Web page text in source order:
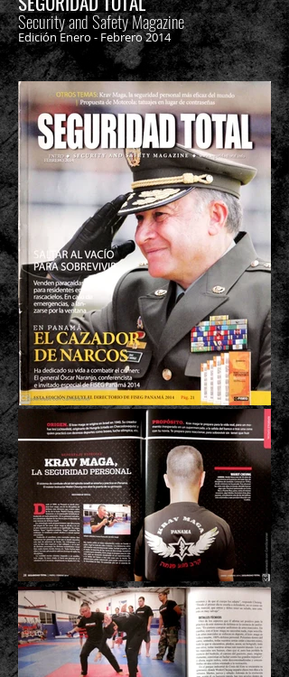
Security and Safety Magazine
Edición Enero - Febrero 2014